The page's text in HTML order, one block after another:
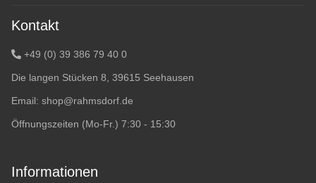
Kontakt
+49 (0) 39 386 79 40 0
Die langen Stücken 8, 39615 Seehausen
Email: shop@rahmsdorf.de
Öffnungszeiten (Mo-Fr.) 7:30 - 15:30
Informationen